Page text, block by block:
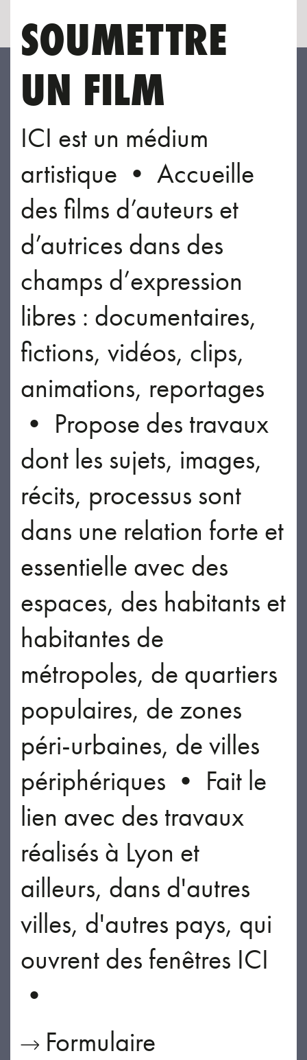
SOUMETTRE
UN FILM
ICI est un médium
artistique • Accueille
des films d’auteurs et
d’autrices dans des
champs d’expression
libres : documentaires,
fictions, vidéos, clips,
animations, reportages
• Propose des travaux
dont les sujets, images,
récits, processus sont
dans une relation forte et
essentielle avec des
espaces, des habitants et
habitantes de
métropoles, de quartiers
populaires, de zones
péri-urbaines, de villes
périphériques • Fait le
lien avec des travaux
réalisés à Lyon et
ailleurs, dans d'autres
villes, d'autres pays, qui
ouvrent des fenêtres ICI
•
Formulaire